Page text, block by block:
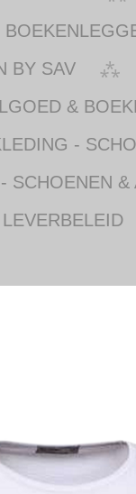
BY SAV
&
-
SCHOENEN &